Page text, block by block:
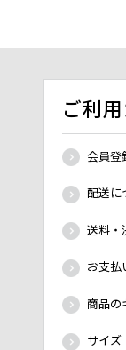
ご利
会員登
配送に
送料・
お支払
商品の
サイズ